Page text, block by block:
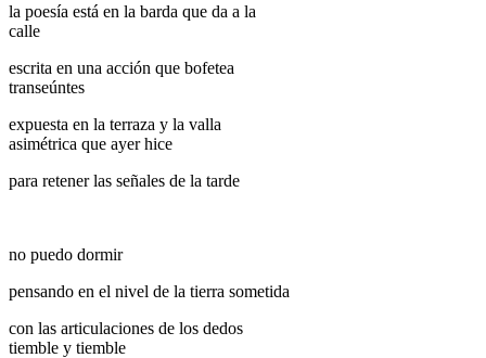
la poesía está en la barda que da a la
calle
escrita en una acción que bofetea
transeúntes
expuesta en la terraza y la valla
asimétrica que ayer hice
para retener las señales de la tarde
no puedo dormir
pensando en el nivel de la tierra sometida
con las articulaciones de los dedos
tiemble y tiemble